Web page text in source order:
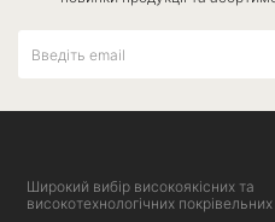
Широкий вибір високоякісних та
високотехнологічних покрівельних